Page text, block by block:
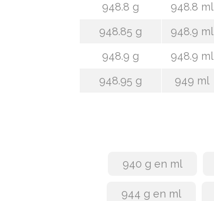
948.8 g
948.8 ml
948.85 g
948.9 ml
948.9 g
948.9 ml
948.95 g
949 ml
940 g en ml
944 g en ml